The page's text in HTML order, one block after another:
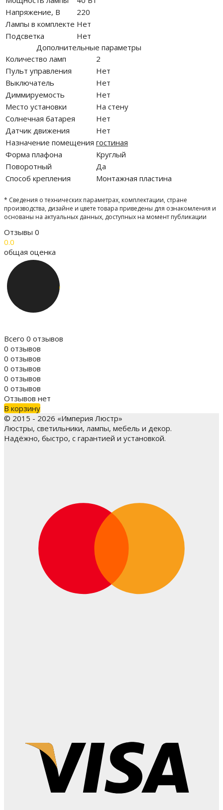
Напряжение, В
220
Лампы в комплекте Нет
Подсветка
Нет
Дополнительные параметры
Количество ламп
2
Пульт управления
Нет
Выключатель
Нет
Диммируемость
Нет
Место установки
На стену
Солнечная батарея
Нет
Датчик движения
Нет
Назначение помещения гостиная
Форма плафона
Круглый
Поворотный
Да
Способ крепления
Монтажная пластина
* Сведения о технических параметрах, комплектации, стране
производства, дизайне и цвете товара приведены для ознакомления и
основаны на актуальных данных, доступных на момент публикации
Отзывы 0
0.0
общая оценка
Всего 0 отзывов
0 отзывов
0 отзывов
0 отзывов
0 отзывов
0 отзывов
Отзывов нет
В корзину
© 2015 - 2026 «Империя Люстр»
Люстры, светильники, лампы, мебель и декор.
Надёжно, быстро, с гарантией и установкой.